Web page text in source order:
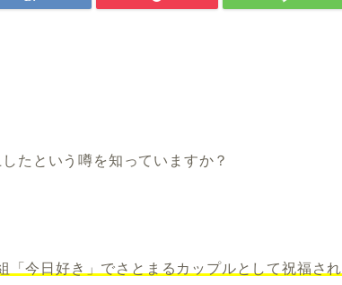
たという噂を知っていますか？
今日好き」でさとまるカップルとして祝福され